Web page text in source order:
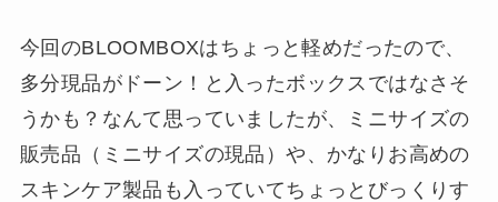
今回のBLOOMBOXはちょっと軽めだったので、
多分現品がドーン！と入ったボックスではなさそ
うかも？なんて思っていましたが、ミニサイズの
販売品（ミニサイズの現品）や、かなりお高めの
スキンケア製品も入っていてちょっとびっくりす